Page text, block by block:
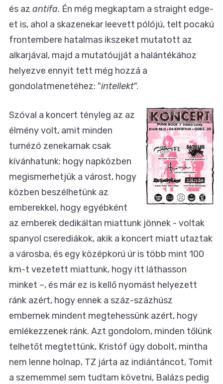
és az antifa. Én még megkaptam a straight edge-
et is, ahol a skazenekar leevett pólójú, telt pocakú
frontembere hatalmas ikszeket mutatott az
alkarjával, majd a mutatóujját a halántékához
helyezve ennyit tett még hozzá a
gondolatmenetéhez: "intellekt".
Szóval a koncert tényleg az az
élmény volt, amit minden
turnézó zenekarnak csak
kívánhatunk: hogy napközben
megismerhetjük a várost, hogy
közben beszélhetünk az
emberekkel, hogy egyébként
az emberek dedikáltan miattunk jönnek - voltak
spanyol cserediákok, akik a koncert miatt utaztak
a városba, és egy középkorú úr is több mint 100
km-t vezetett miattunk, hogy itt láthasson
minket –, és már ez is kellő nyomást helyezett
ránk azért, hogy ennek a száz-százhúsz
embernek mindent megtehessünk azért, hogy
emlékezzenek ránk. Azt gondolom, minden tőlünk
telhetőt megtettünk, Kristóf úgy dobolt, mintha
nem lenne holnap, TZ járta az indiántáncot, Tomit
a szememmel sem tudtam követni, Balázs pedig